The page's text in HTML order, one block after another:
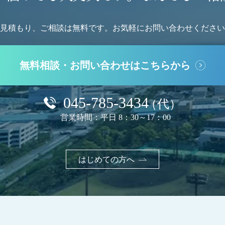
積もり、ご相談は無料です。 お気軽にお問い合わせくださ
無料相談・お問い合わせはこちらから
045-785-3434（代）
営業時間：平日 8：30～17：00
はじめての方へ